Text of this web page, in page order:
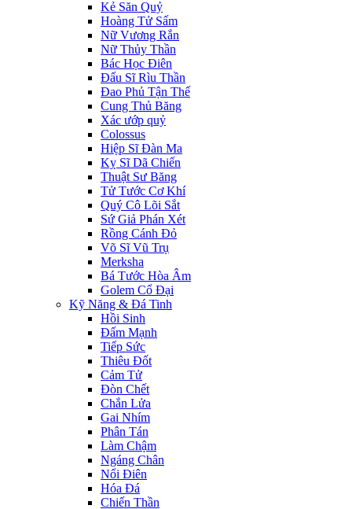
Kẻ Săn Quỷ
Hoàng Tử Sấm
Nữ Vương Rắn
Nữ Thủy Thần
Bác Học Điên
Đấu Sĩ Rìu Thần
Đao Phủ Tận Thế
Cung Thủ Băng
Xác ướp quỷ
Colossus
Hiệp Sĩ Đàn Ma
Kỵ Sĩ Dã Chiến
Thuật Sư Băng
Tử Tước Cơ Khí
Quý Cô Lõi Sắt
Sứ Giả Phán Xét
Rồng Cánh Đỏ
Võ Sĩ Vũ Trụ
Merksha
Bá Tước Hòa Âm
Golem Cổ Đại
Kỹ Năng & Đá Tinh
Hồi Sinh
Đấm Mạnh
Tiếp Sức
Thiêu Đốt
Cảm Tử
Đòn Chết
Chắn Lửa
Gai Nhím
Phân Tán
Làm Chậm
Ngáng Chân
Nổi Điên
Hóa Đá
Chiến Thần